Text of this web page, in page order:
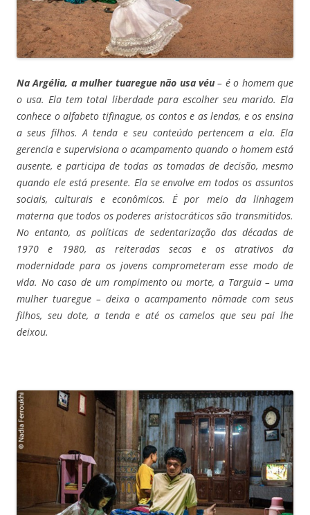
Na Argélia, a mulher tuaregue não usa véu– é o homem que
o usa. Ela tem total liberdade para escolher seu marido. Ela
conhece o alfabeto tifinague, os contos e as lendas, e os ensina
a seus filhos. A tenda e seu conteúdo pertencem a ela. Ela
gerencia e supervisiona o acampamento quando o homem está
ausente, e participa de todas as tomadas de decisão, mesmo
quando ele está presente. Ela se envolve em todos os assuntos
sociais, culturais e econômicos. É por meio da linhagem
materna que todos os poderes aristocráticos são transmitidos.
No entanto, as políticas de sedentarização das décadas de
1970 e 1980, as reiteradas secas e os atrativos da
modernidade para os jovens comprometeram esse modo de
vida. No caso de um rompimento ou morte, a Targuia – uma
mulher tuaregue – deixa o acampamento nômade com seus
filhos, seu dote, a tenda e até os camelos que seu pai lhe
deixou.